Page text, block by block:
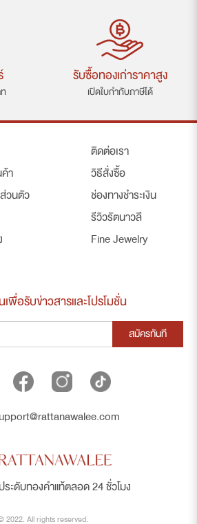
รับซื้อทองเก่าราคาสูง
เปิดใบกำกับภาษีได้
า
วนตัว
ติดต่อเรา
วิธีสั่งซื้อ
ช่องทางชำระเงิน
รีวิวรัตนาวลี
Fine Jewelry
เพื่อรับข่าวสารและโปรโมชั่น
สมัครทันที
ระดับทองคำแท้ตลอด 24 ชั่วโมง
2022. All rights reserved.